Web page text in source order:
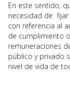
En este sentido,
necesidad de
con referencia al
de cumplimiento
remuneraciones
público y privado
nivel de vida de